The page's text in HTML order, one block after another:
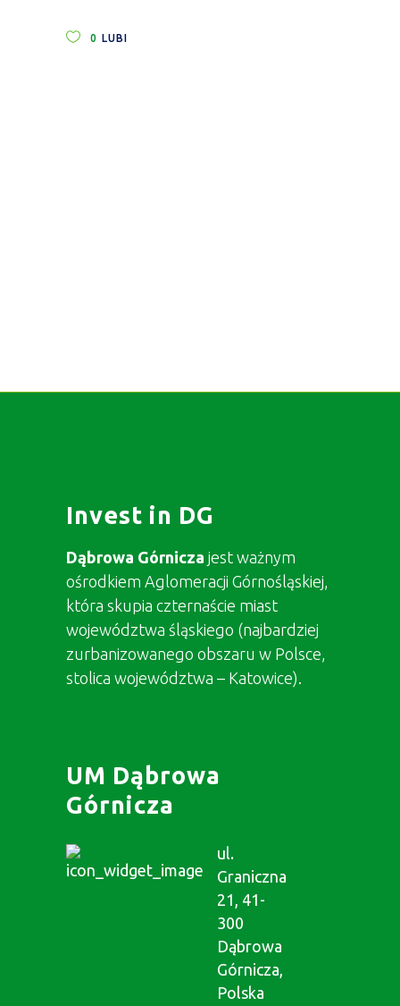
0 LUBI
Invest in DG
Dąbrowa Górnicza jest ważnym
ośrodkiem Aglomeracji Górnośląskiej,
która skupia czternaście miast
województwa śląskiego (najbardziej
zurbanizowanego obszaru w Polsce,
stolica województwa – Katowice).
UM Dąbrowa
Górnicza
ul.
Graniczna
21, 41-
300
Dąbrowa
Górnicza,
Polska